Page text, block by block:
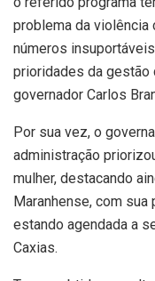
problema da violência
números
prioridades da gestão
governador Carlos
Por sua vez, o
administração
mulher, destacando
Maranhense, com
estando agendada a
Caxias.